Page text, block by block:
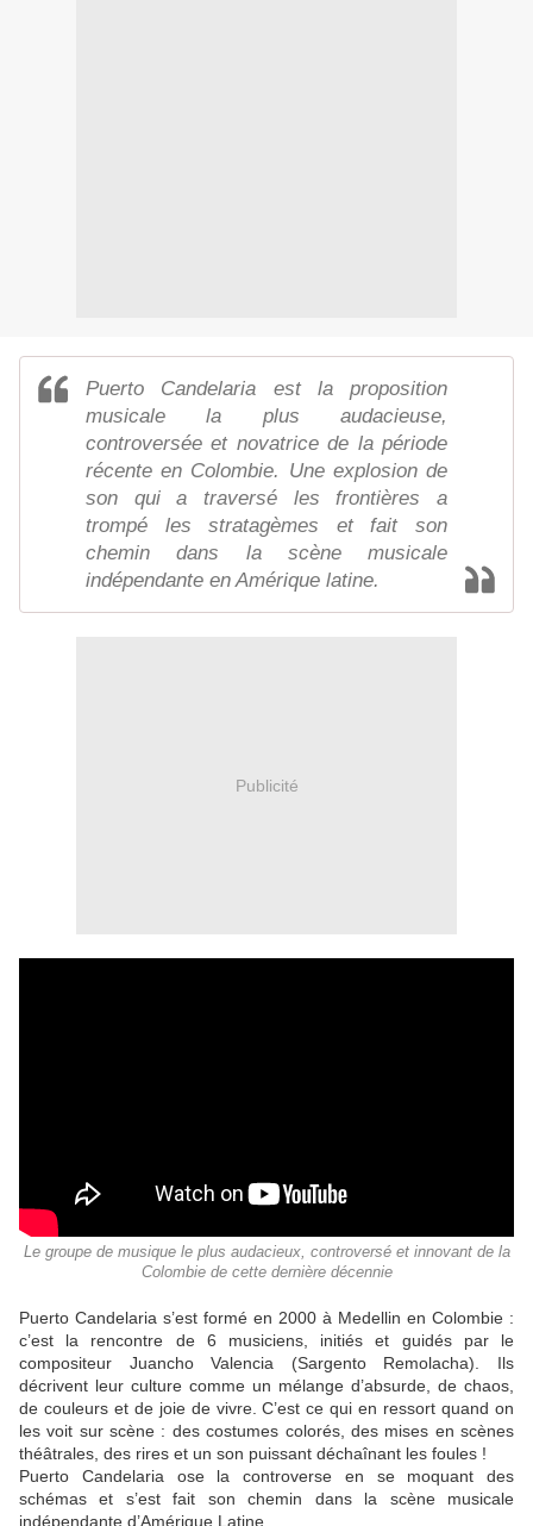
Puerto Candelaria est la proposition
musicale la plus audacieuse,
controversée et novatrice de la période
récente en Colombie. Une explosion de
son qui a traversé les frontières a
trompé les stratagèmes et fait son
chemin dans la scène musicale
indépendante en Amérique latine.
Publicité
Le groupe de musique le plus audacieux, controversé et innovant de la
Colombie de cette dernière décennie
Puerto Candelaria s’est formé en 2000 à Medellin en Colombie :
c’est la rencontre de 6 musiciens, initiés et guidés par le
compositeur Juancho Valencia (Sargento Remolacha). Ils
décrivent leur culture comme un mélange d’absurde, de chaos,
de couleurs et de joie de vivre. C’est ce qui en ressort quand on
les voit sur scène : des costumes colorés, des mises en scènes
théâtrales, des rires et un son puissant déchaînant les foules !
Puerto Candelaria ose la controverse en se moquant des
schémas et s’est fait son chemin dans la scène musicale
indépendante d’Amérique Latine.